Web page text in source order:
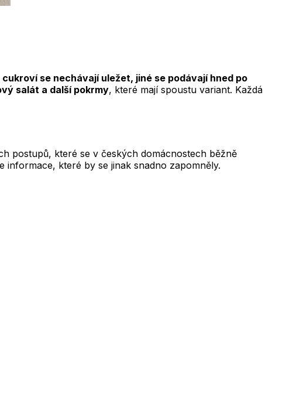
se nechávají uležet, jiné se podávají hned po
salát a další pokrmy, které mají spoustu variant. Každá
postupů, které se v českých domácnostech běžně
které by se jinak snadno zapomněly.